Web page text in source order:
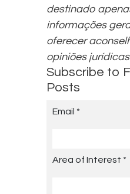
destinado
informações
oferecer
opiniões
Subscribe to
Posts